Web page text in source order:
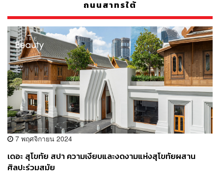
ถนนสาทรใต้
7 พฤศจิกายน 2024
เดอะ สุโขทัย สปา ความเงียบและงดงามแห่งสุโขทัยผสาน
ศิลปะร่วมสมัย